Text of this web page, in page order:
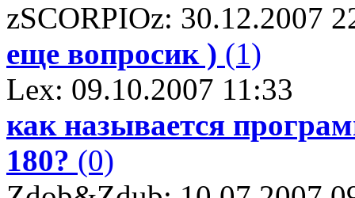
zSCORPIOz: 30.12.2007
еще вопросик ) (1)
Lex: 09.10.2007 11:33
как называется
180? (0)